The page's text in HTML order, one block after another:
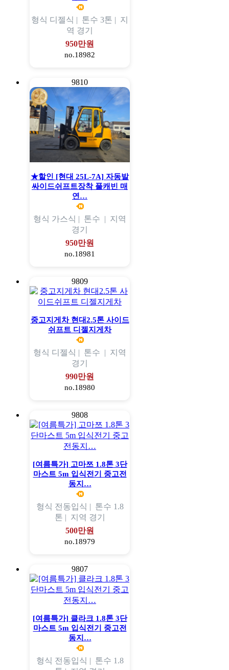
형식 디젤식 | 톤수 3톤 | 지
역 경기
950만원
no.18982
9810
★할인 [현대 25L-7A] 자동발
싸이드쉬프트장착 풀캐빈 매
연…
형식 가스식 | 톤수 | 지역
경기
950만원
no.18981
9809
중고지게차 현대2.5톤 사이드
쉬프트 디젤지게차
형식 디젤식 | 톤수 | 지역
경기
990만원
no.18980
9808
[여름특가] 고마쯔 1.8톤 3단
마스트 5m 입식전기 중고전
동지…
형식 전동입식 | 톤수 1.8
톤 | 지역 경기
500만원
no.18979
9807
[여름특가] 클라크 1.8톤 3단
마스트 5m 입식전기 중고전
동지…
형식 전동입식 | 톤수 1.8